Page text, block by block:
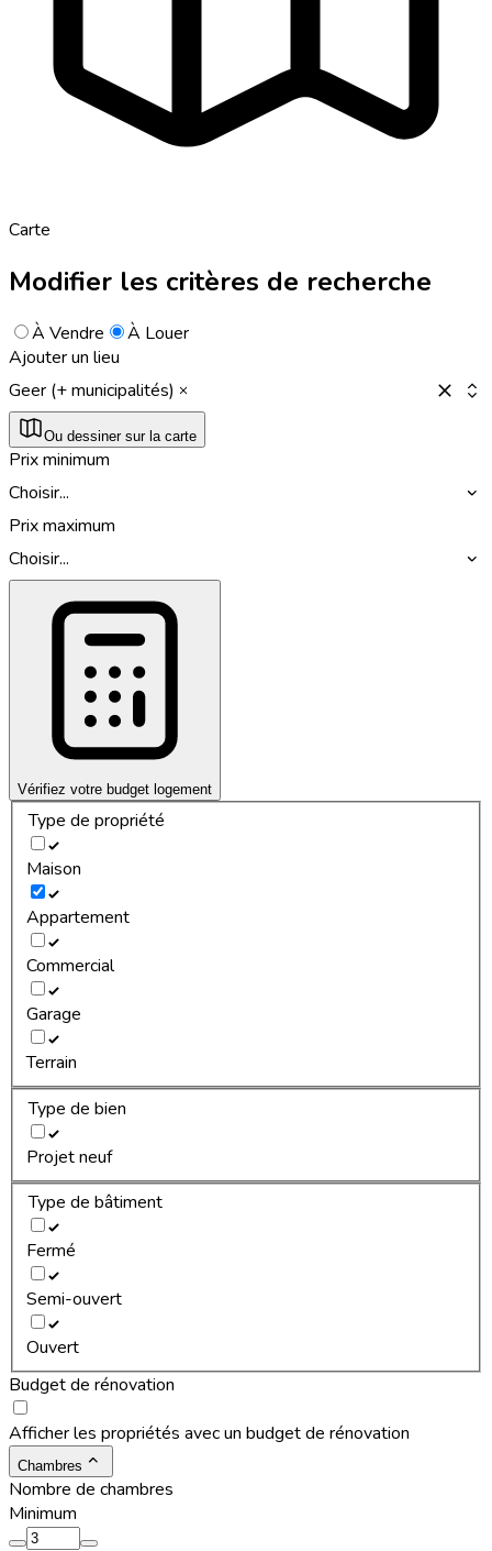
Carte
Modifier les critères de recherche
À Vendre
À Louer
Ajouter un lieu
Geer (+ municipalités)
Ou dessiner sur la carte
Prix minimum
Choisir...
Prix maximum
Choisir...
Vérifiez votre budget logement
Type de propriété
Maison
Appartement
Commercial
Garage
Terrain
Type de bien
Projet neuf
Type de bâtiment
Fermé
Semi-ouvert
Ouvert
Budget de rénovation
Afficher les propriétés avec un budget de rénovation
Chambres
Nombre de chambres
Minimum